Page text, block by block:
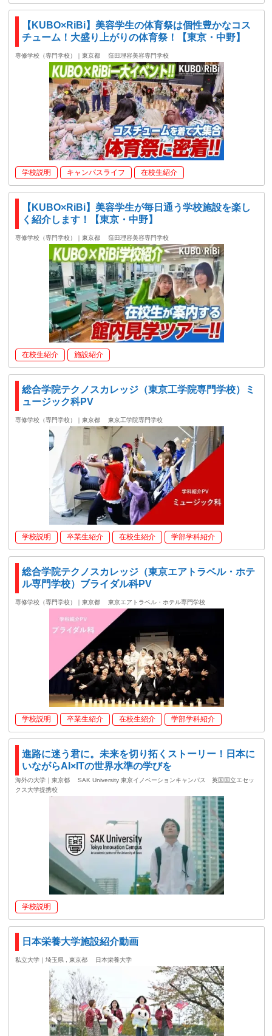
【KUBO×RiBi】美容学生の体育祭は個性豊かなコス
チューム！大盛り上がりの体育祭！【東京・中野】
専修学校（専門学校）｜東京都 窪田理容美容専門学校
学校説明 キャンパスライフ 在校生紹介
【KUBO×RiBi】美容学生が毎日通う学校施設を楽し
く紹介します！【東京・中野】
専修学校（専門学校）｜東京都 窪田理容美容専門学校
在校生紹介 施設紹介
総合学院テクノスカレッジ（東京工学院専門学校）ミ
ュージック科PV
専修学校（専門学校）｜東京都 東京工学院専門学校
学校説明 卒業生紹介 在校生紹介 学部学科紹介
総合学院テクノスカレッジ（東京エアトラベル・ホテ
ル専門学校）ブライダル科PV
専修学校（専門学校）｜東京都 東京エアトラベル・ホテル専門学校
学校説明 卒業生紹介 在校生紹介 学部学科紹介
進路に迷う君に。未来を切り拓くストーリー！日本に
いながらAI×ITの世界水準の学びを
海外の大学｜東京都
SAK University 東京イノベーションキャンパス 英国国立エセッ
クス大学提携校
学校説明
日本栄養大学施設紹介動画
私立大学｜埼玉県 , 東京都 日本栄養大学